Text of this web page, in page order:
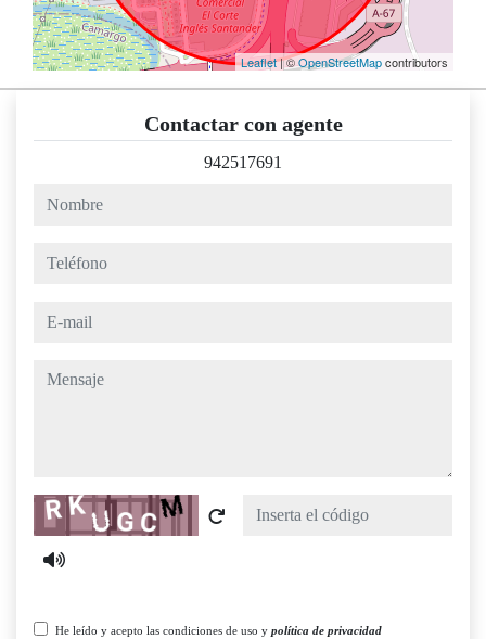
Leaflet| ©OpenStreetMapcontributors
Contactar con agente
942517691
nombre
teléfono
e-mail
mensaje
Captcha
He leído y acepto las condiciones de uso y política de privacidad